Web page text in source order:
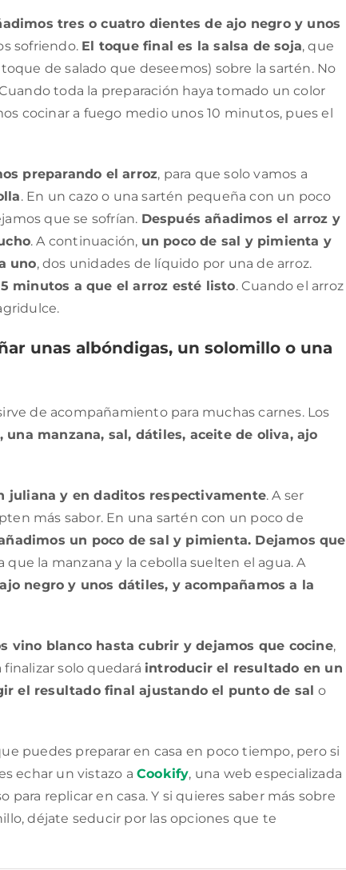
tres o cuatro dientes de ajo negro y unos
sofriendo. El toque final es la salsa de soja, que
de salado que deseemos) sobre la sartén. No
toda la preparación haya tomado un color
cocinar a fuego medio unos 10 minutos, pues el
preparando el arroz, para que solo vamos a
. En un cazo o una sartén pequeña con un poco
que se sofrían. Después añadimos el arroz y
. A continuación, un poco de sal y pimienta y
uno, dos unidades de líquido por una de arroz.
minutos a que el arroz esté listo. Cuando el arroz
unas albóndigas, un solomillo o una
de acompañamiento para muchas carnes. Los
una manzana, sal, dátiles, aceite de oliva, ajo
juliana y en daditos respectivamente. A ser
más sabor. En una sartén con un poco de
un poco de sal y pimienta. Dejamos que
que la manzana y la cebolla suelten el agua. A
negro y unos dátiles, y acompañamos a la
vino blanco hasta cubrir y dejamos que cocine,
solo quedará introducir el resultado en un
el resultado final ajustando el punto de salo
puedes preparar en casa en poco tiempo, pero si
echar un vistazo aCookify, una web especializada
para replicar en casa. Y si quieres saber más sobre
déjate seducir por las opciones que te